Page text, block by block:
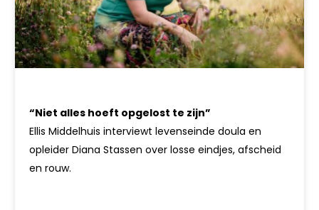
“Niet alles hoeft opgelost te zijn”
Ellis Middelhuis interviewt levenseinde doula en
opleider Diana Stassen over losse eindjes, afscheid
en rouw.